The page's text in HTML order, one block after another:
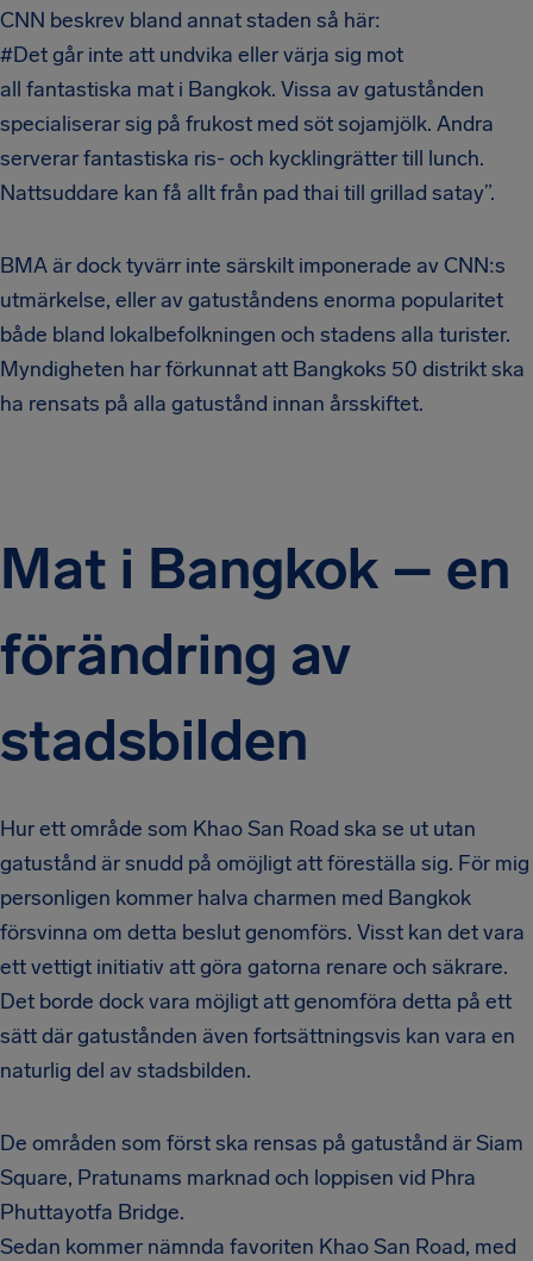
CNN beskrev bland annat staden så här:
#Det går inte att undvika eller värja sig mot
all fantastiska mat i Bangkok. Vissa av gatustånden
specialiserar sig på frukost med söt sojamjölk. Andra
serverar fantastiska ris- och kycklingrätter till lunch.
Nattsuddare kan få allt från pad thai till grillad satay”.
BMA är dock tyvärr inte särskilt imponerade av CNN:s
utmärkelse, eller av gatuståndens enorma popularitet
både bland lokalbefolkningen och stadens alla turister.
Myndigheten har förkunnat att Bangkoks 50 distrikt ska
ha rensats på alla gatustånd innan årsskiftet.
Mat i Bangkok – en
förändring av
stadsbilden
Hur ett område som Khao San Road ska se ut utan
gatustånd är snudd på omöjligt att föreställa sig. För mig
personligen kommer halva charmen med Bangkok
försvinna om detta beslut genomförs. Visst kan det vara
ett vettigt initiativ att göra gatorna renare och säkrare.
Det borde dock vara möjligt att genomföra detta på ett
sätt där gatustånden även fortsättningsvis kan vara en
naturlig del av stadsbilden.
De områden som först ska rensas på gatustånd är Siam
Square, Pratunams marknad och loppisen vid Phra
Phuttayotfa Bridge.
Sedan kommer nämnda favoriten Khao San Road, med